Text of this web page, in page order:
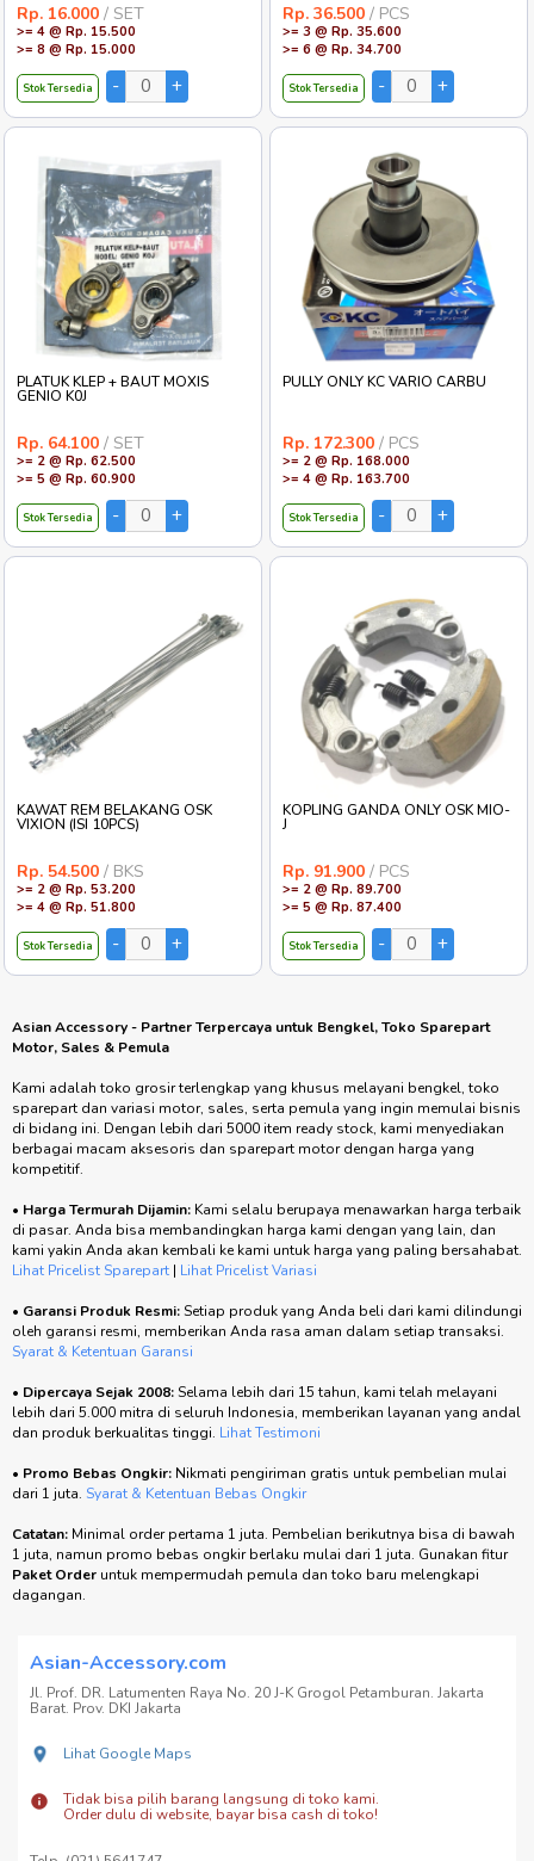
Rp. 16.000 / SET
>= 4 @ Rp. 15.500
>= 8 @ Rp. 15.000
Stok Tersedia
Rp. 36.500 / PCS
>= 3 @ Rp. 35.600
>= 6 @ Rp. 34.700
Stok Tersedia
PLATUK KLEP + BAUT MOXIS
GENIO K0J
Rp. 64.100 / SET
>= 2 @ Rp. 62.500
>= 5 @ Rp. 60.900
Stok Tersedia
PULLY ONLY KC VARIO CARBU
Rp. 172.300 / PCS
>= 2 @ Rp. 168.000
>= 4 @ Rp. 163.700
Stok Tersedia
KAWAT REM BELAKANG OSK
VIXION (ISI 10PCS)
Rp. 54.500 / BKS
>= 2 @ Rp. 53.200
>= 4 @ Rp. 51.800
Stok Tersedia
KOPLING GANDA ONLY OSK MIO-
J
Rp. 91.900 / PCS
>= 2 @ Rp. 89.700
>= 5 @ Rp. 87.400
Stok Tersedia
Asian Accessory - Partner Terpercaya untuk Bengkel, Toko Sparepart
Motor, Sales & Pemula
Kami adalah toko grosir terlengkap yang khusus melayani bengkel, toko
sparepart dan variasi motor, sales, serta pemula yang ingin memulai bisnis
di bidang ini. Dengan lebih dari 5000 item ready stock, kami menyediakan
berbagai macam aksesoris dan sparepart motor dengan harga yang
kompetitif.
• Harga Termurah Dijamin: Kami selalu berupaya menawarkan harga terbaik
di pasar. Anda bisa membandingkan harga kami dengan yang lain, dan
kami yakin Anda akan kembali ke kami untuk harga yang paling bersahabat.
Lihat Pricelist Sparepart | Lihat Pricelist Variasi
• Garansi Produk Resmi:Setiap produk yang Anda beli dari kami dilindungi
oleh garansi resmi, memberikan Anda rasa aman dalam setiap transaksi.
Syarat & Ketentuan Garansi
• Dipercaya Sejak 2008:Selama lebih dari 15 tahun, kami telah melayani
lebih dari 5.000 mitra di seluruh Indonesia, memberikan layanan yang andal
dan produk berkualitas tinggi. Lihat Testimoni
• Promo Bebas Ongkir: Nikmati pengiriman gratis untuk pembelian mulai
dari 1 juta. Syarat & Ketentuan Bebas Ongkir
Catatan: Minimal order pertama 1 juta. Pembelian berikutnya bisa di bawah
1 juta, namun promo bebas ongkir berlaku mulai dari 1 juta. Gunakan fitur
Paket Order untuk mempermudah pemula dan toko baru melengkapi
dagangan.
Asian-Accessory.com
Jl. Prof. DR. Latumenten Raya No. 20 J-K Grogol Petamburan. Jakarta
Barat. Prov. DKI Jakarta
Lihat Google Maps
Tidak bisa pilih barang langsung di toko kami.
Order dulu di website, bayar bisa cash di toko!